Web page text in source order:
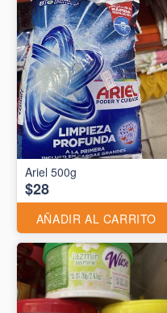
Ariel 500g
$28
AÑADIR AL CARRITO